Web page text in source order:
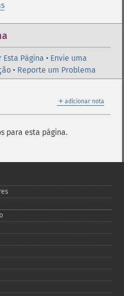
Página • Envie uma
• Reporte um Problema
＋ adicionar nota
para esta página.